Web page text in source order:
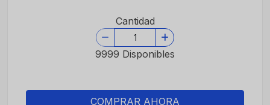
Cantidad
9999 Disponibles
COMPRAR AHORA